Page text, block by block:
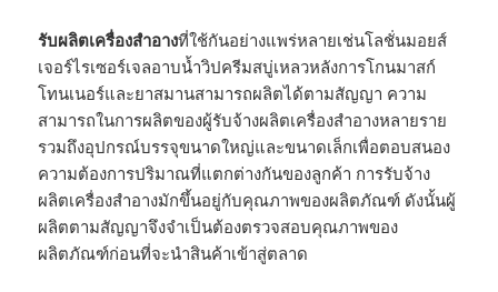
รับผลิตเครื่องสำอางที่ใช้กันอย่างแพร่หลายเช่นโลชั่นมอยส์
เจอร์ไรเซอร์เจลอาบน้ำวิปครีมสบู่เหลวหลังการโกนมาสก์
โทนเนอร์และยาสมานสามารถผลิตได้ตามสัญญา ความ
สามารถในการผลิตของผู้รับจ้างผลิตเครื่องสำอางหลายราย
รวมถึงอุปกรณ์บรรจุขนาดใหญ่และขนาดเล็กเพื่อตอบสนอง
ความต้องการปริมาณที่แตกต่างกันของลูกค้า การรับจ้าง
ผลิตเครื่องสำอางมักขึ้นอยู่กับคุณภาพของผลิตภัณฑ์ ดังนั้นผู้
ผลิตตามสัญญาจึงจำเป็นต้องตรวจสอบคุณภาพของ
ผลิตภัณฑ์ก่อนที่จะนำสินค้าเข้าสู่ตลาด